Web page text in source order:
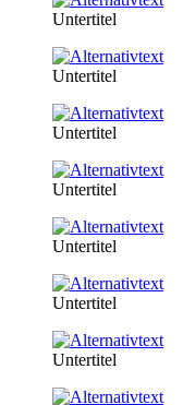
Untertitel
Untertitel
Untertitel
Untertitel
Untertitel
Untertitel
Untertitel